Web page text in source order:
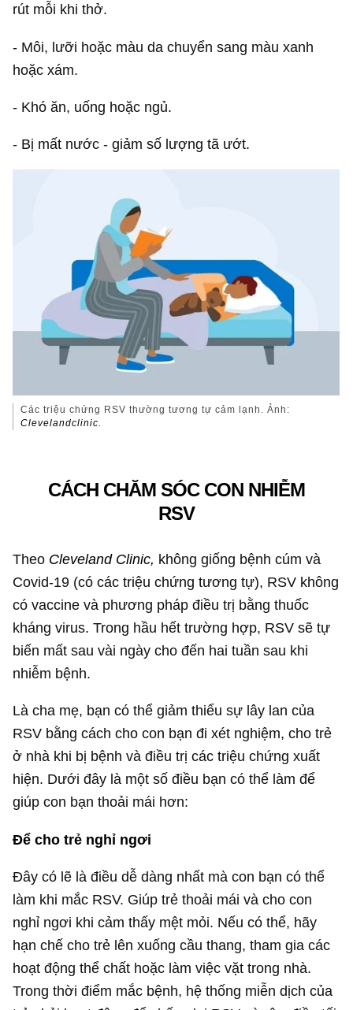
rút mỗi khi thở.
- Môi, lưỡi hoặc màu da chuyển sang màu xanh
hoặc xám.
- Khó ăn, uống hoặc ngủ.
- Bị mất nước - giảm số lượng tã ướt.
Các triệu chứng RSV thường tương tự cảm lạnh. Ảnh:
Clevelandclinic.
CÁCH CHĂM SÓC CON NHIỄM
RSV
Theo ClevelandClinic, không giống bệnh cúm và
Covid-19 (có các triệu chứng tương tự), RSV không
có vaccine và phương pháp điều trị bằng thuốc
kháng virus. Trong hầu hết trường hợp, RSV sẽ tự
biến mất sau vài ngày cho đến hai tuần sau khi
nhiễm bệnh.
Là cha mẹ, bạn có thể giảm thiểu sự lây lan của
RSV bằng cách cho con bạn đi xét nghiệm, cho trẻ
ở nhà khi bị bệnh và điều trị các triệu chứng xuất
hiện. Dưới đây là một số điều bạn có thể làm để
giúp con bạn thoải mái hơn:
Để cho trẻ nghỉ ngơi
Đây có lẽ là điều dễ dàng nhất mà con bạn có thể
làm khi mắc RSV. Giúp trẻ thoải mái và cho con
nghỉ ngơi khi cảm thấy mệt mỏi. Nếu có thể, hãy
hạn chế cho trẻ lên xuống cầu thang, tham gia các
hoạt động thể chất hoặc làm việc vặt trong nhà.
Trong thời điểm mắc bệnh, hệ thống miễn dịch của